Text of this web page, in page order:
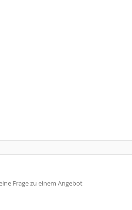
Frage zu einem Angebot